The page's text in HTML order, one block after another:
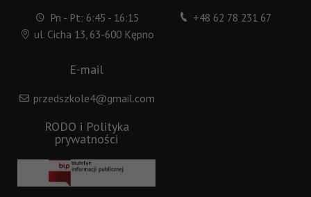
Pn - Pt: 6:45 - 16:15
ul. Cicha 13, 63-600 Kępno
+48 62 78 231 67
E-mail
przedszkole4@gmail.com
RODO i Polityka
prywatności